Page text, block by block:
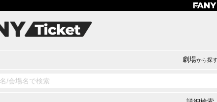
劇場から探